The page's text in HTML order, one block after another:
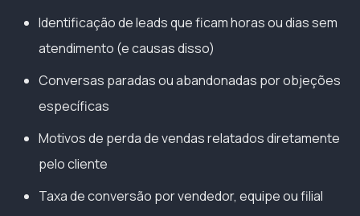
Identificação de leads que ficam horas ou dias sem
atendimento (e causas disso)
Conversas paradas ou abandonadas por objeções
específicas
Motivos de perda de vendas relatados diretamente
pelo cliente
Taxa de conversão por vendedor, equipe ou filial